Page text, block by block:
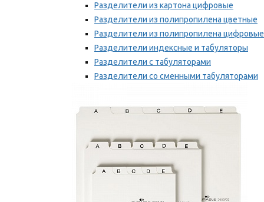
Разделители из картона цифровые
Разделители из полипропилена цветные
Разделители из полипропилена цифровые
Разделители индексные и табуляторы
Разделители с табуляторами
Разделители со сменными табуляторами